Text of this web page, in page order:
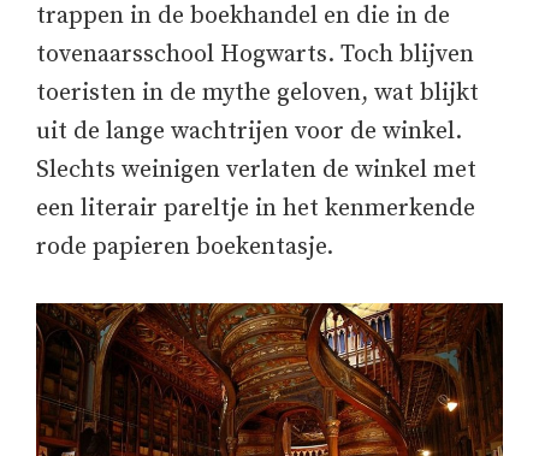
trappen in de boekhandel en die in de
tovenaarsschool Hogwarts. Toch blijven
toeristen in de mythe geloven, wat blijkt
uit de lange wachtrijen voor de winkel.
Slechts weinigen verlaten de winkel met
een literair pareltje in het kenmerkende
rode papieren boekentasje.